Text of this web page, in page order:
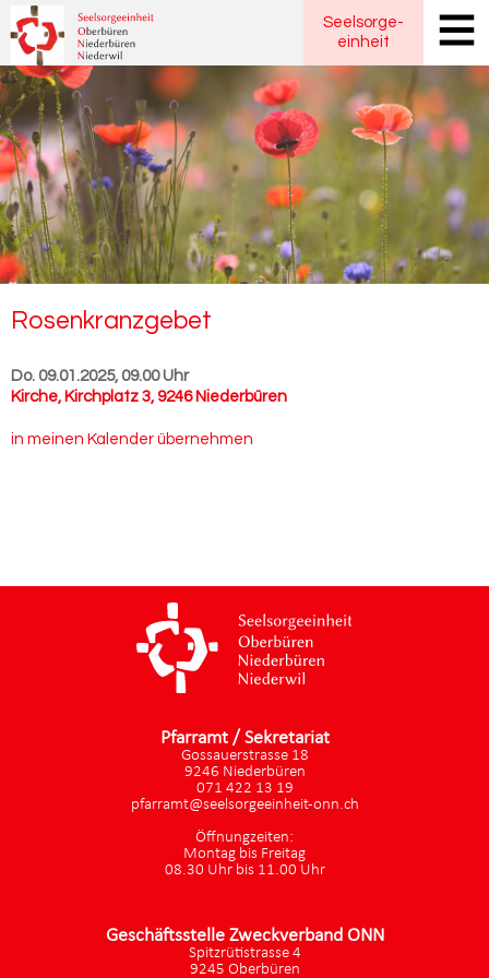
Seelsorge-
einheit
Ro­sen­kranz­ge­bet
Do. 09.01.2025, 09.00 Uhr
Kirche, Kirchplatz 3, 9246 Niederbüren
in meinen Kalender übernehmen
Pfarramt / Sekretariat
Gossauerstrasse 18
9246 Niederbüren
071 422 13 19
pfarramt@seelsorgeeinheit-onn.ch
Öffnungzeiten:
Montag bis Freitag
08.30 Uhr bis 11.00 Uhr
Geschäftsstelle Zweckverband ONN
Spitzrütistrasse 4
9245 Oberbüren